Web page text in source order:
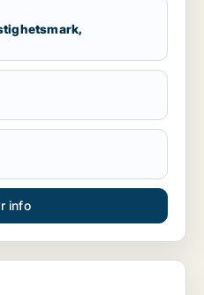
info
industrilokal, butik, klinik,